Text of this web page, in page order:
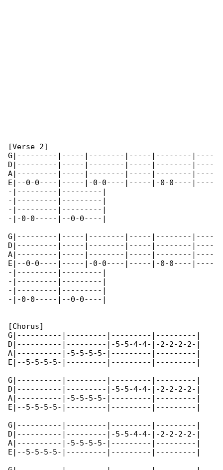
[Verse 2]
G|---------|-----|--------|-----|--------|----
D|---------|-----|--------|-----|--------|----
A|---------|-----|--------|-----|--------|----
E|--0-0----|-----|-0-0----|-----|-0-0----|----
-|---------|---------|
-|---------|---------|
-|---------|---------|
-|-0-0-----|--0-0----|
G|---------|-----|--------|-----|--------|----
D|---------|-----|--------|-----|--------|----
A|---------|-----|--------|-----|--------|----
E|--0-0----|-----|-0-0----|-----|-0-0----|----
-|---------|---------|
-|---------|---------|
-|---------|---------|
-|-0-0-----|--0-0----|
[Chorus]
G|----------|---------|---------|---------|
D|----------|---------|-5-5-4-4-|-2-2-2-2-|
A|----------|-5-5-5-5-|---------|---------|
E|--5-5-5-5-|---------|---------|---------|
G|----------|---------|---------|---------|
D|----------|---------|-5-5-4-4-|-2-2-2-2-|
A|----------|-5-5-5-5-|---------|---------|
E|--5-5-5-5-|---------|---------|---------|
G|----------|---------|---------|---------|
D|----------|---------|-5-5-4-4-|-2-2-2-2-|
A|----------|-5-5-5-5-|---------|---------|
E|--5-5-5-5-|---------|---------|---------|